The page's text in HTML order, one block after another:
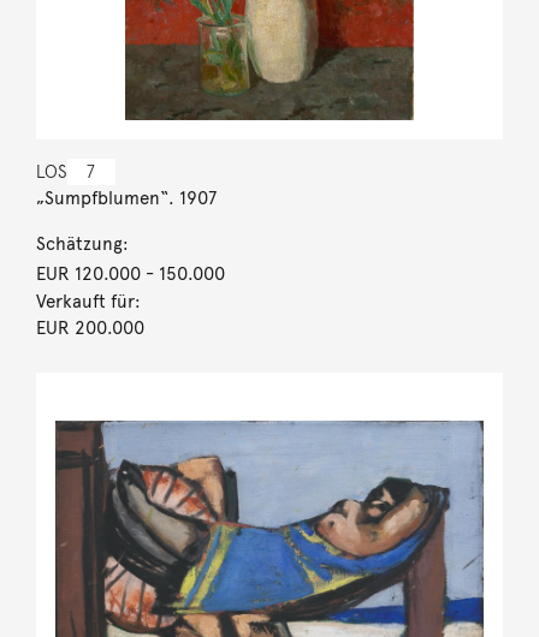
LOS 7
„Sumpfblumen“. 1907
Schätzung:
EUR 120.000- 150.000
Verkauft für:
EUR 200.000